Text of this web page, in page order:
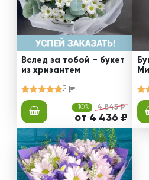
Вслед за тобой – букет
из хризантем
2
-10% 4 845 ₽
от 4 436 ₽